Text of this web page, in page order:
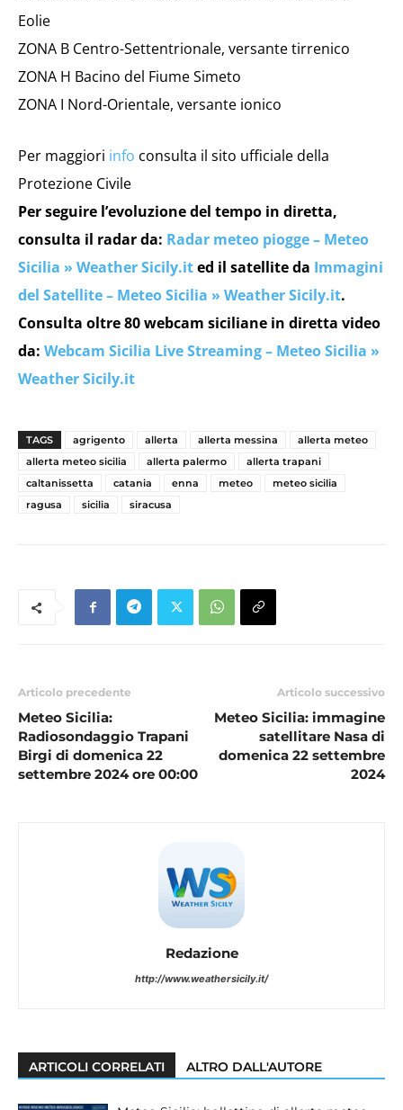
Eolie
ZONA B Centro-Settentrionale, versante tirrenico
ZONA H Bacino del Fiume Simeto
ZONA I Nord-Orientale, versante ionico
Per maggiori info consulta il sito ufficiale della
Protezione Civile
Per seguire l’evoluzione del tempo in diretta,
consulta il radar da: Radar meteo piogge – Meteo
Sicilia » Weather Sicily.ited il satellite da Immagini
del Satellite – Meteo Sicilia » Weather Sicily.it.
Consulta oltre 80 webcam siciliane in diretta video
da: Webcam Sicilia Live Streaming – Meteo Sicilia »
Weather Sicily.it
TAGS agrigento allerta allerta messina
allerta meteo
allerta meteo sicilia
allerta palermo
allerta trapani
caltanissetta
catania enna meteo
meteo sicilia
ragusa
sicilia siracusa
Articolo precedente
Meteo Sicilia:
Radiosondaggio Trapani
Birgi di domenica 22
settembre 2024 ore 00:00
Articolo successivo
Meteo Sicilia: immagine
satellitare Nasa di
domenica 22 settembre
2024
Redazione
http://www.weathersicily.it/
ARTICOLI CORRELATI ALTRO DALL'AUTORE